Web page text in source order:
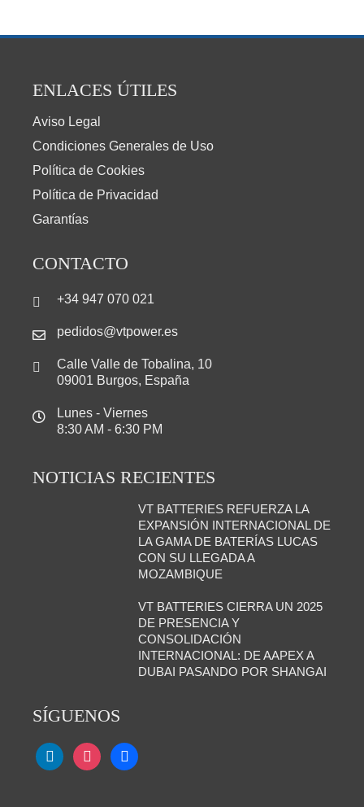
ENLACES ÚTILES
Aviso Legal
Condiciones Generales de Uso
Política de Cookies
Política de Privacidad
Garantías
CONTACTO
+34 947 070 021
pedidos@vtpower.es
Calle Valle de Tobalina, 10
09001 Burgos, España
Lunes - Viernes
8:30 AM - 6:30 PM
NOTICIAS RECIENTES
VT BATTERIES REFUERZA LA
EXPANSIÓN INTERNACIONAL DE
LA GAMA DE BATERÍAS LUCAS
CON SU LLEGADA A
MOZAMBIQUE
VT BATTERIES CIERRA UN 2025
DE PRESENCIA Y
CONSOLIDACIÓN
INTERNACIONAL: DE AAPEX A
DUBAI PASANDO POR SHANGAI
SÍGUENOS